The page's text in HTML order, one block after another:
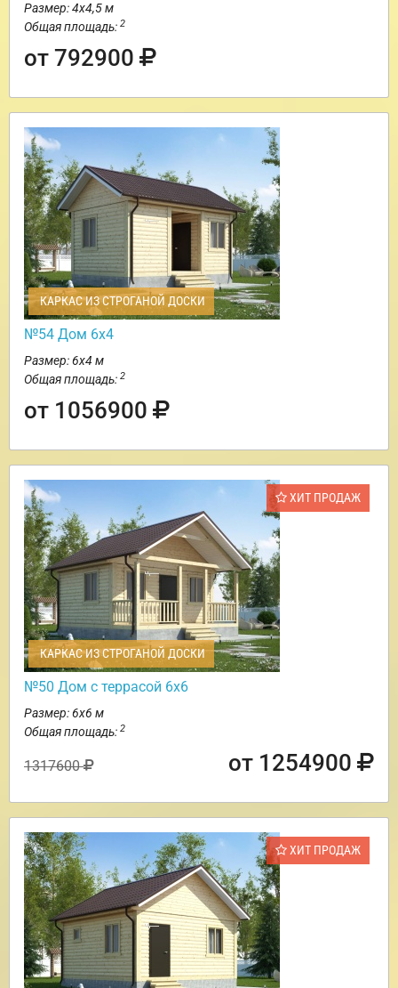
Размер: 4х4,5 м
Общая площадь: 2
от 792900
КАРКАС ИЗ СТРОГАНОЙ ДОСКИ
№54 Дом 6х4
Размер: 6х4 м
Общая площадь: 2
от 1056900
ХИТ ПРОДАЖ
КАРКАС ИЗ СТРОГАНОЙ ДОСКИ
№50 Дом с террасой 6х6
Размер: 6х6 м
Общая площадь: 2
1317600 от 1254900
ХИТ ПРОДАЖ